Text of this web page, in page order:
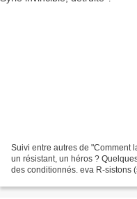
Suivi entre autres de "Comment
un résistant, un héros ?
des conditionnés. eva R-sistons